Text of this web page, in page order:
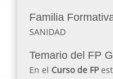
Familia
SANIDAD
Temario del FP
En el Curso de FP